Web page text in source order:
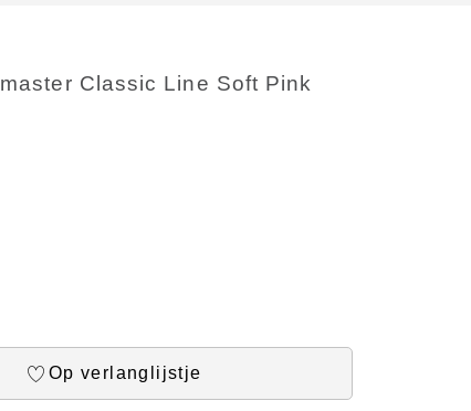
Classic Line Soft Pink
Op verlanglijstje